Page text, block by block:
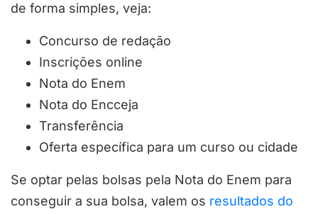
de forma simples, veja:
Concurso de redação
Inscrições online
Nota do Enem
Nota do Encceja
Transferência
Oferta específica para um curso ou cidade
Se optar pelas bolsas pela Nota do Enem para
conseguir a sua bolsa, valem os resultados do